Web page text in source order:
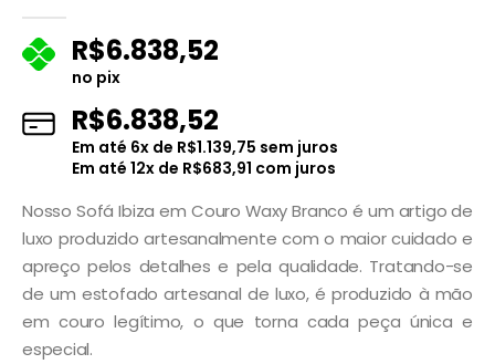
R$6.838,52
no pix
R$6.838,52
Em até 6x de R$1.139,75 sem juros
Em até 12x de R$683,91 com juros
Nosso Sofá Ibiza em Couro Waxy Branco é um artigo de
luxo produzido artesanalmente com o maior cuidado e
apreço pelos detalhes e pela qualidade. Tratando-se
de um estofado artesanal de luxo, é produzido à mão
em couro legítimo, o que torna cada peça única e
especial.